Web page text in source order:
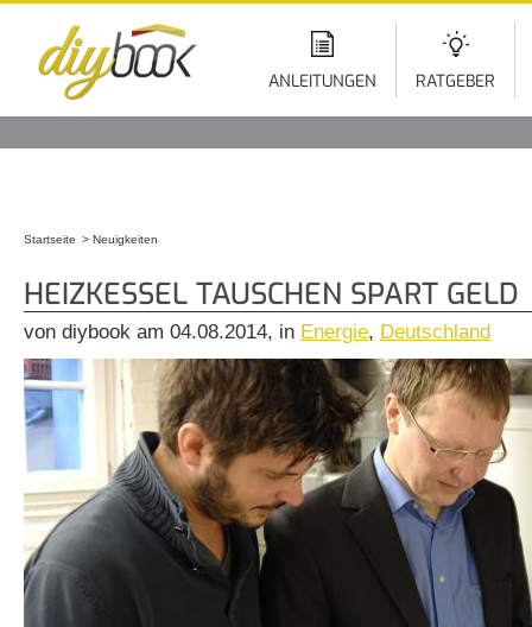
ANLEITUNGEN RATGEBER
Startseite Neuigkeiten
HEIZKESSEL TAUSCHEN SPART GELD
von diybook am 04.08.2014, in Energie, Deutschland